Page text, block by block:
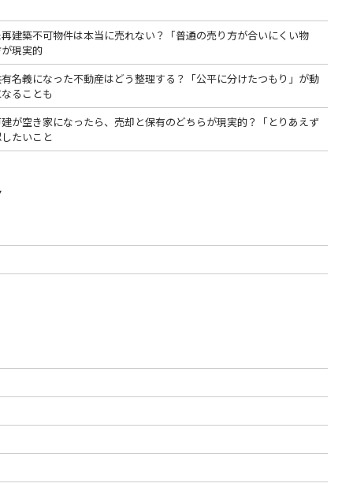
建築不可物件は本当に売れない？「普通の売り方が合いにくい物
現実的
名義になった不動産はどう整理する？「公平に分けたつもり」が動
ることも
が空き家になったら、売却と保有のどちらが現実的？「とりあえず
たいこと